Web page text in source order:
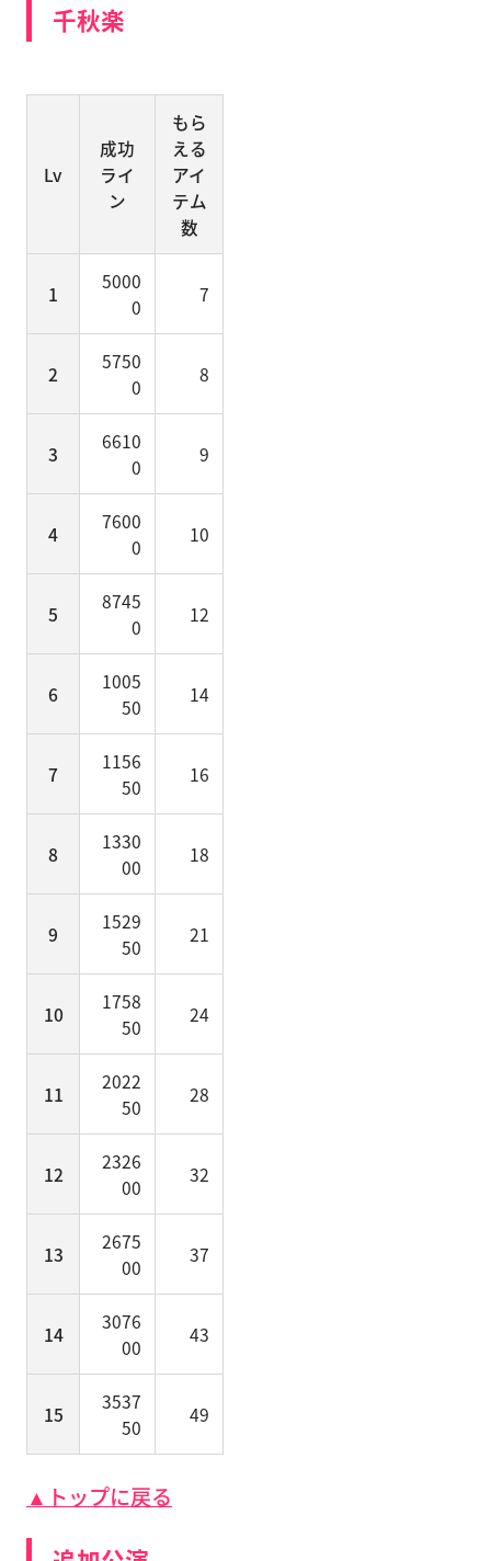
千秋楽
Lv
成功
ライ
ン
もら
える
アイ
テム
数
1
5000
0
7
2
5750
0
8
3
6610
0
9
4
7600
0
10
5
8745
0
12
6
1005
50
14
7
1156
50
16
8
1330
00
18
9
1529
50
21
10
1758
50
24
11
2022
50
28
12
2326
00
32
13
2675
00
37
14
3076
00
43
15
3537
50
49
▲トップに戻る